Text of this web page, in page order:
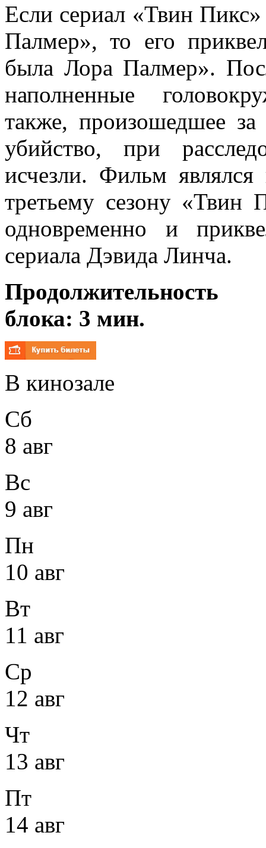
Если сериал «Твин
Палмер», то его
была Лора Палмер».
наполненные
также, произошедшее
убийство, при
исчезли. Фильм
третьему сезону «Твин
одновременно и
сериала Дэвида Линча.
Продолжительность
блока: 3 мин.
В кинозале
Сб
8 авг
Вс
9 авг
Пн
10 авг
Вт
11 авг
Ср
12 авг
Чт
13 авг
Пт
14 авг